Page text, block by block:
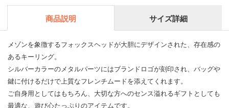
商品説明 サイズ詳細
メゾンを象徴するフォックスヘッドが大胆にデザインされた、存在感の
あるキーリング。
シルバーカラーのメタルパーツにはブランドロゴが刻印され、バッグや
鍵に付けるだけで上質なフレンチムードを添えてくれます。
ご自身用としてはもちろん、大切な方へのセンス溢れるギフトとしても
最適な、遊び心たっぷりのアイテムです。